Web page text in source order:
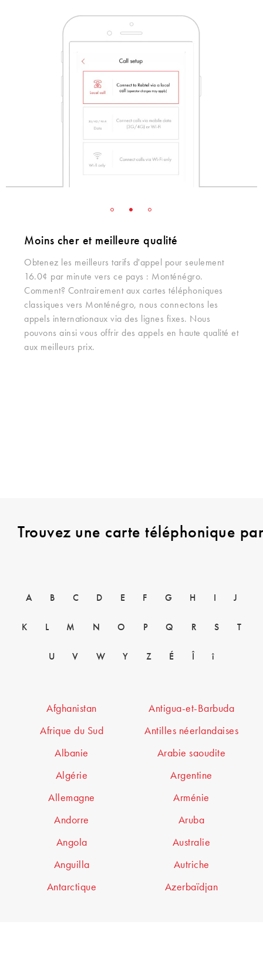
Moins cher et meilleure qualité
Obtenez les meilleurs tarifs d'appel pour seulement
16.0¢ par minute vers ce pays : Monténégro.
Comment? Contrairement aux cartes téléphoniques
classiques vers Monténégro, nous connectons les
appels internationaux via des lignes fixes. Nous
pouvons ainsi vous offrir des appels en haute qualité et
aux meilleurs prix.
Trouvez une carte téléphonique
A B C D E F G H J
K L M N O P Q R S T
U V W Y Z É î
Afghanistan
Afrique du Sud
Albanie
Algérie
Allemagne
Andorre
Angola
Anguilla
Antarctique
Antigua-et-Barbuda
Antilles néerlandaises
Arabie saoudite
Argentine
Arménie
Aruba
Australie
Autriche
Azerbaïdjan